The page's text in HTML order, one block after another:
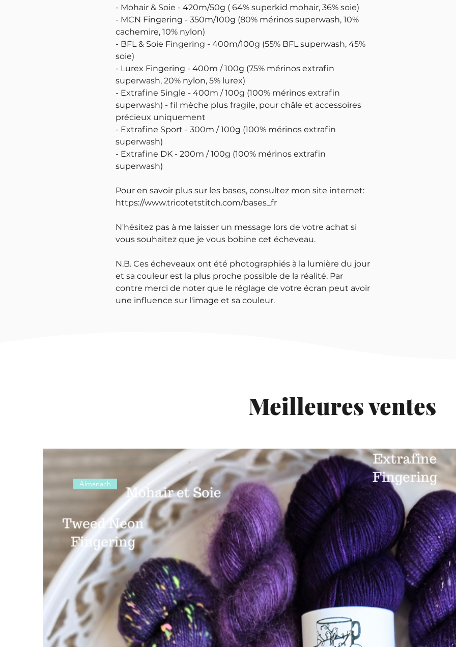
- Mohair & Soie - 420m/50g ( 64% superkid mohair, 36% soie)
- MCN Fingering - 350m/100g (80% mérinos superwash, 10%
cachemire, 10% nylon)
- BFL & Soie Fingering - 400m/100g (55% BFL superwash, 45%
soie)
- Lurex Fingering - 400m / 100g (75% mérinos extrafin
superwash, 20% nylon, 5% lurex)
- Extrafine Single - 400m / 100g (100% mérinos extrafin
superwash) - fil mèche plus fragile, pour châle et accessoires
précieux uniquement
- Extrafine Sport - 300m / 100g (100% mérinos extrafin
superwash)
- Extrafine DK - 200m / 100g (100% mérinos extrafin
superwash)
Pour en savoir plus sur les bases, consultez mon site internet:
https://www.tricotetstitch.com/bases_fr
N'hésitez pas à me laisser un message lors de votre achat si
vous souhaitez que je vous bobine cet écheveau.
N.B. Ces écheveaux ont été photographiés à la lumière du jour
et sa couleur est la plus proche possible de la réalité. Par
contre merci de noter que le réglage de votre écran peut avoir
une influence sur l'image et sa couleur.
Meilleures ventes
Almanach